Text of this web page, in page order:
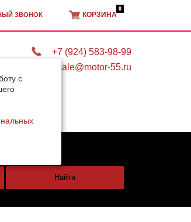
с
ЗВОНОК КОРЗИНА
0
+7 (924) 583-98-99
sale@motor-55.ru
Найти